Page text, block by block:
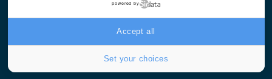
powered by
Set your choices
Accept all